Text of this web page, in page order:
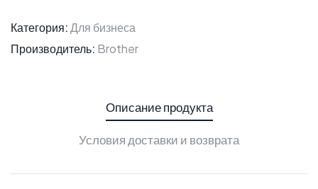
Категория:Для бизнеса
Производитель: Brother
Описание продукта
Условия доставки и возврата